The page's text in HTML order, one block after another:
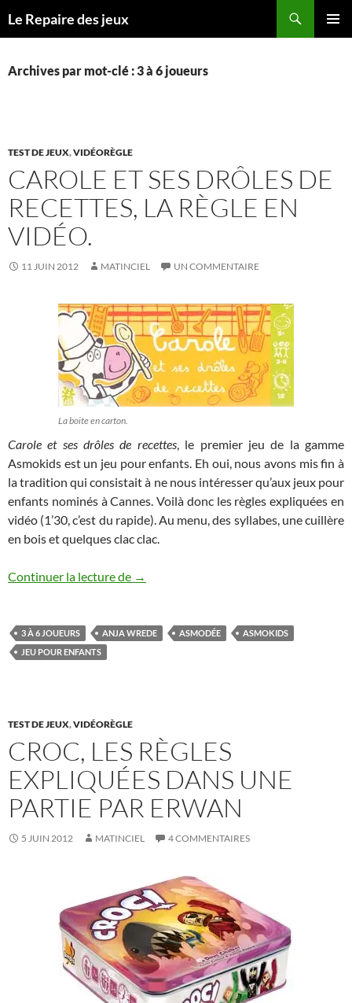
Le Repaire des jeux
CONTENU
Archives par mot-clé : 3 à 6 joueurs
TEST DE JEUX,VIDÉORÈGLE
CAROLE ET SES DRÔLES DE
RECETTES, LA RÈGLE EN
VIDÉO.
11 JUIN 2012 MATINCIEL UN COMMENTAIRE
La boite en carton.
Carole et ses drôles de recettes, le premier jeu de la gamme
Asmokids est un jeu pour enfants. Eh oui, nous avons mis fin à
la tradition qui consistait à ne nous intéresser qu’aux jeux pour
enfants nominés à Cannes. Voilà donc les règles expliquées en
vidéo (1’30, c’est du rapide). Au menu, des syllabes, une cuillère
en bois et quelques clac clac.
Continuer la lecture de Carole et ses drôles de recettes, la règle
→
3 À 6 JOUEURS ANJA WREDE ASMODÉE
ASMOKIDS
JEU POUR ENFANTS
TEST DE JEUX,VIDÉORÈGLE
CROC, LES RÈGLES
EXPLIQUÉES DANS UNE
PARTIE PAR ERWAN
5 JUIN 2012 MATINCIEL 4 COMMENTAIRES